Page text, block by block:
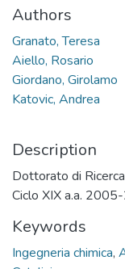
Authors
Granato, Teresa
Aiello, Rosario
Giordano, Girolamo
Katovic, Andrea
Description
Dottorato di
Ciclo XIX a.a.
Keywords
Ingegneria chimica,